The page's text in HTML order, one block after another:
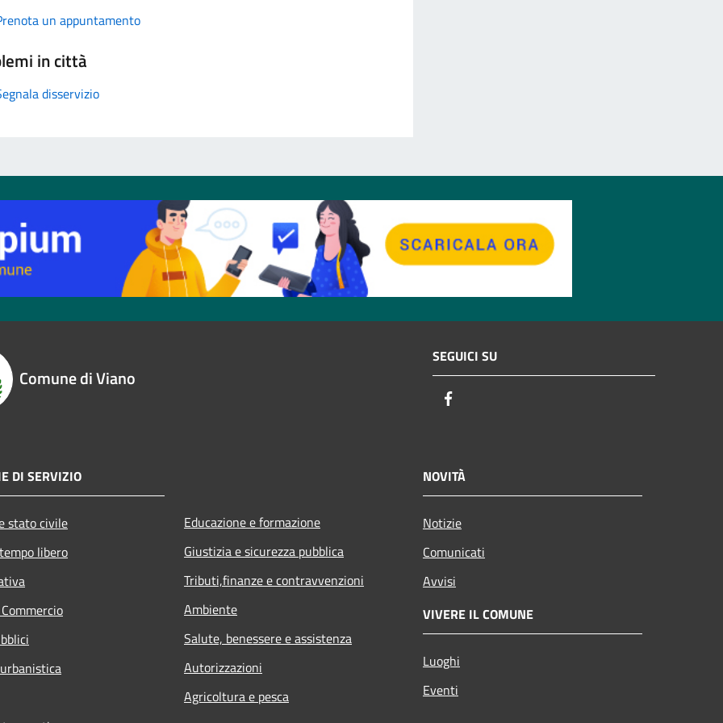
un appuntamento
in città
disservizio
Comune di Viano
SEGUICI SU
DI SERVIZIO
stato civile
libero
Educazione e formazione
Giustizia e sicurezza pubblica
Tributi,finanze e contravvenzioni
Ambiente
Salute, benessere e assistenza
Autorizzazioni
Agricoltura e pesca
NOVITÀ
Notizie
Comunicati
Avvisi
VIVERE IL COMUNE
Luoghi
Eventi